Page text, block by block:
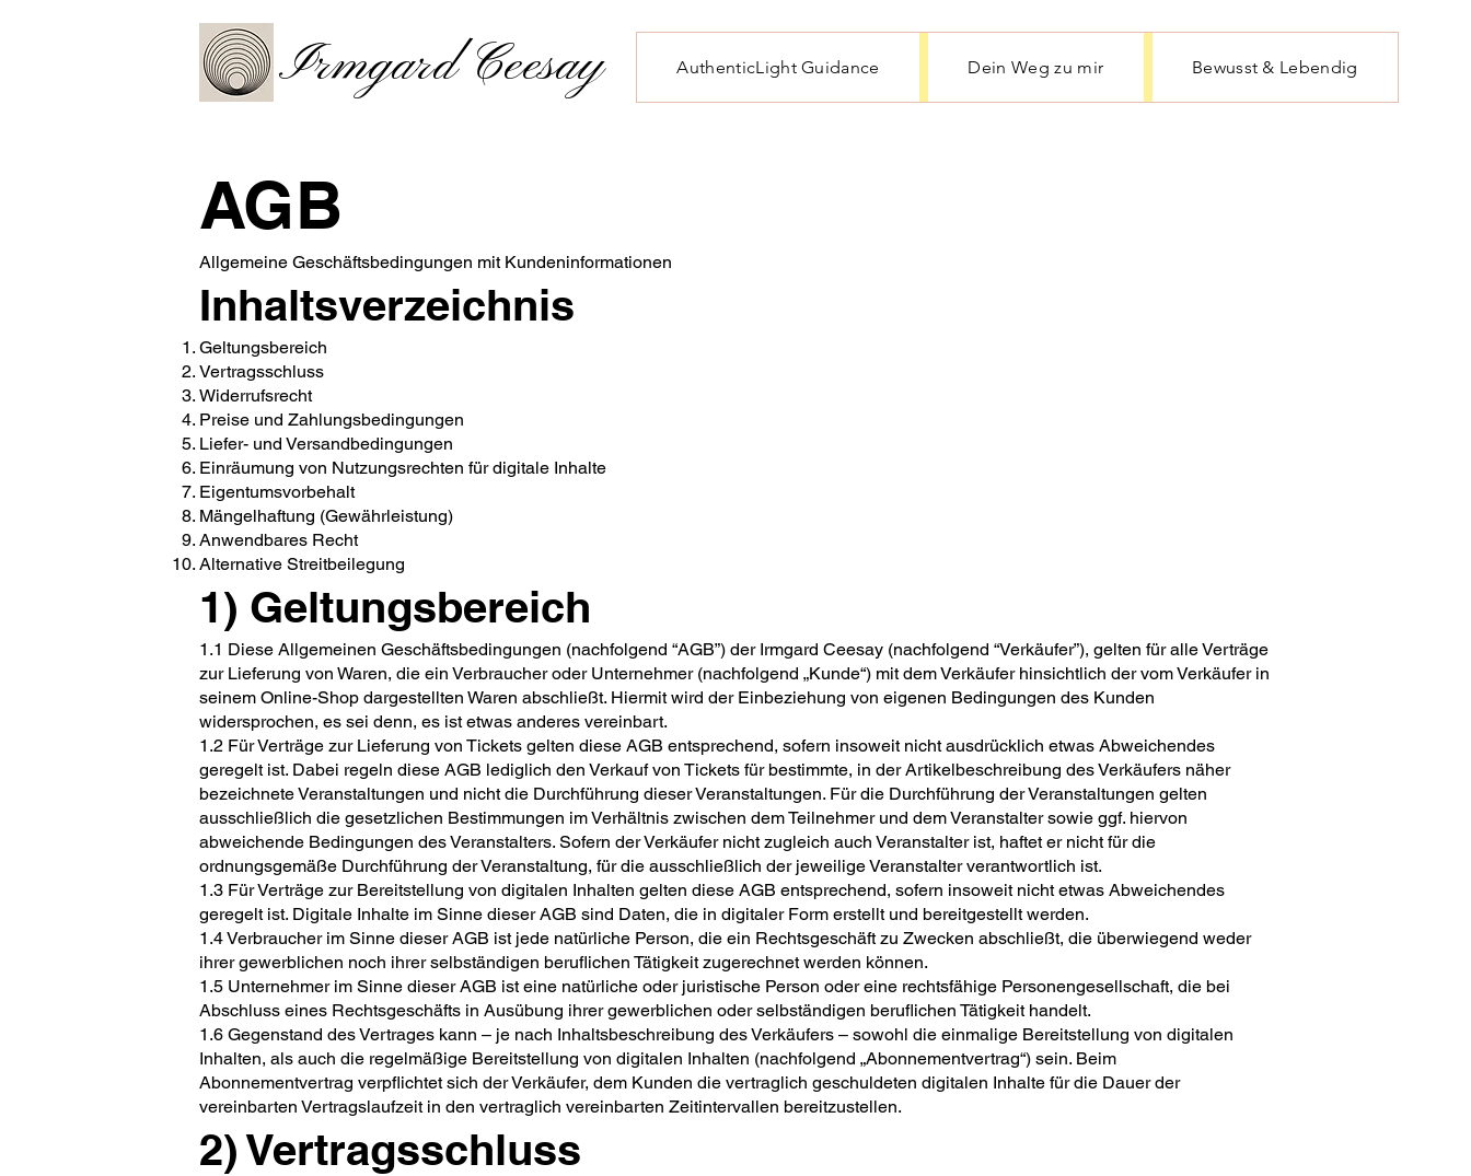
Irmgard Ceesay AuthenticLight Guidance Dein Weg zu mir Bewusst & Lebendig
AGB
Allgemeine Geschäftsbedingungen mit Kundeninformationen
Inhaltsverzeichnis
Geltungsbereich
Vertragsschluss
Widerrufsrecht
Preise und Zahlungsbedingungen
Liefer- und Versandbedingungen
Einräumung von Nutzungsrechten für digitale Inhalte
Eigentumsvorbehalt
Mängelhaftung (Gewährleistung)
Anwendbares Recht
Alternative Streitbeilegung
1) Geltungsbereich
1.1 Diese Allgemeinen Geschäftsbedingungen (nachfolgend “AGB”) der Irmgard Ceesay (nachfolgend “Verkäufer”), gelten für alle Verträge
zur Lieferung von Waren, die ein Verbraucher oder Unternehmer (nachfolgend „Kunde“) mit dem Verkäufer hinsichtlich der vom Verkäufer in
seinem Online-Shop dargestellten Waren abschließt. Hiermit wird der Einbeziehung von eigenen Bedingungen des Kunden
widersprochen, es sei denn, es ist etwas anderes vereinbart.
1.2 Für Verträge zur Lieferung von Tickets gelten diese AGB entsprechend, sofern insoweit nicht ausdrücklich etwas Abweichendes
geregelt ist. Dabei regeln diese AGB lediglich den Verkauf von Tickets für bestimmte, in der Artikelbeschreibung des Verkäufers näher
bezeichnete Veranstaltungen und nicht die Durchführung dieser Veranstaltungen. Für die Durchführung der Veranstaltungen gelten
ausschließlich die gesetzlichen Bestimmungen im Verhältnis zwischen dem Teilnehmer und dem Veranstalter sowie ggf. hiervon
abweichende Bedingungen des Veranstalters. Sofern der Verkäufer nicht zugleich auch Veranstalter ist, haftet er nicht für die
ordnungsgemäße Durchführung der Veranstaltung, für die ausschließlich der jeweilige Veranstalter verantwortlich ist.
1.3 Für Verträge zur Bereitstellung von digitalen Inhalten gelten diese AGB entsprechend, sofern insoweit nicht etwas Abweichendes
geregelt ist. Digitale Inhalte im Sinne dieser AGB sind Daten, die in digitaler Form erstellt und bereitgestellt werden.
1.4 Verbraucher im Sinne dieser AGB ist jede natürliche Person, die ein Rechtsgeschäft zu Zwecken abschließt, die überwiegend weder
ihrer gewerblichen noch ihrer selbständigen beruflichen Tätigkeit zugerechnet werden können.
1.5 Unternehmer im Sinne dieser AGB ist eine natürliche oder juristische Person oder eine rechtsfähige Personengesellschaft, die bei
Abschluss eines Rechtsgeschäfts in Ausübung ihrer gewerblichen oder selbständigen beruflichen Tätigkeit handelt.
1.6 Gegenstand des Vertrages kann – je nach Inhaltsbeschreibung des Verkäufers – sowohl die einmalige Bereitstellung von digitalen
Inhalten, als auch die regelmäßige Bereitstellung von digitalen Inhalten (nachfolgend „Abonnementvertrag“) sein. Beim
Abonnementvertrag verpflichtet sich der Verkäufer, dem Kunden die vertraglich geschuldeten digitalen Inhalte für die Dauer der
vereinbarten Vertragslaufzeit in den vertraglich vereinbarten Zeitintervallen bereitzustellen.
2) Vertragsschluss